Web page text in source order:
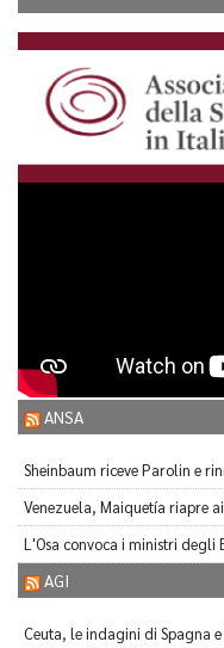
ANSA
Sheinbaum riceve Parolin e
Venezuela, Maiquetía riapre
L'Osa convoca i ministri degli
AGI
Ceuta, le indagini di Spagna